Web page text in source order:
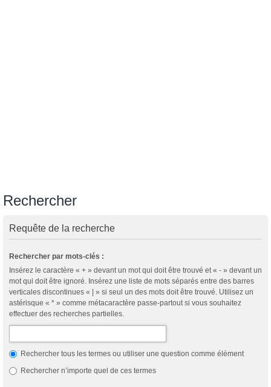
Rechercher
Requête de la recherche
Rechercher par mots-clés :
Insérez le caractère « + » devant un mot qui doit être trouvé et « - » devant un
mot qui doit être ignoré. Insérez une liste de mots séparés entre des barres
verticales discontinues « | » si seul un des mots doit être trouvé. Utilisez un
astérisque « * » comme métacaractère passe-partout si vous souhaitez
effectuer des recherches partielles.
Rechercher tous les termes ou utiliser une question comme élément
Rechercher n’importe quel de ces termes